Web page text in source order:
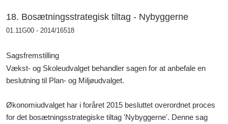
18. Bosætningsstrategisk tiltag - Nybyggerne
01.11G00 - 2014/16518
Sagsfremstilling
Vækst- og Skoleudvalget behandler sagen for at anbefale en
beslutning til Plan- og Miljøudvalget.
Økonomiudvalget har i foråret 2015 besluttet overordnet proces
for det bosætningsstrategiske tiltag 'Nybyggerne'. Denne sag